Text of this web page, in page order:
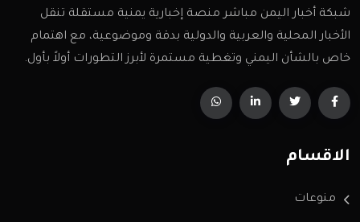
شبكة أخبار اليمن مباشر منصة إخبارية يمنية مستقلة تنقل
الأخبار المحلية والعربية والدولية بدقة وموضوعية، مع اهتمام
خاص بالشأن اليمني وتغطية مستمرة لأبرز التطورات أولاً بأول.
الاقسام
منوعات